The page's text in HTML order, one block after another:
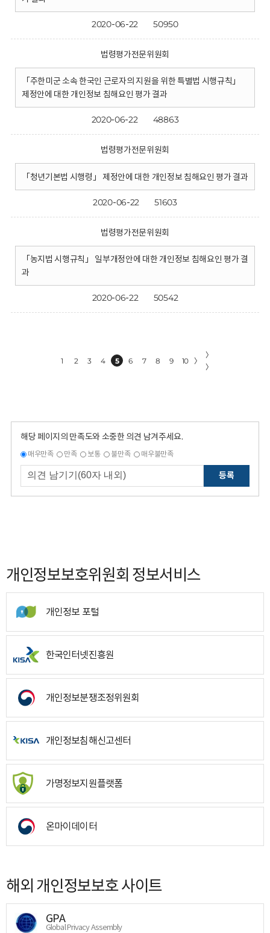
2020-06-22 50950
법령평가전문위원회
「주한미군 소속 한국인 근로자의 지원을 위한 특별법 시행규칙」
제정안에 대한 개인정보 침해요인 평가 결과
2020-06-22 48863
법령평가전문위원회
「청년기본법 시행령」 제정안에 대한 개인정보 침해요인 평가 결과
2020-06-22 51603
법령평가전문위원회
「농지법 시행규칙」 일부개정안에 대한 개인정보 침해요인 평가 결
과
2020-06-22 50542
1 2 3 4 5 6 7 8 9 10 〉
〉
〉
해당 페이지의 만족도와 소중한 의견 남겨주세요.
매우만족 만족 보통 불만족 매우불만족
등록
개인정보보호위원회 정보서비스
개인정보 포털
한국인터넷진흥원
개인정보분쟁조정위원회
개인정보침해신고센터
가명정보지원플랫폼
온마이데이터
해외 개인정보보호 사이트
GPA
Global Privacy Assembly